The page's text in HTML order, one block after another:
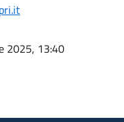
2025, 13:40